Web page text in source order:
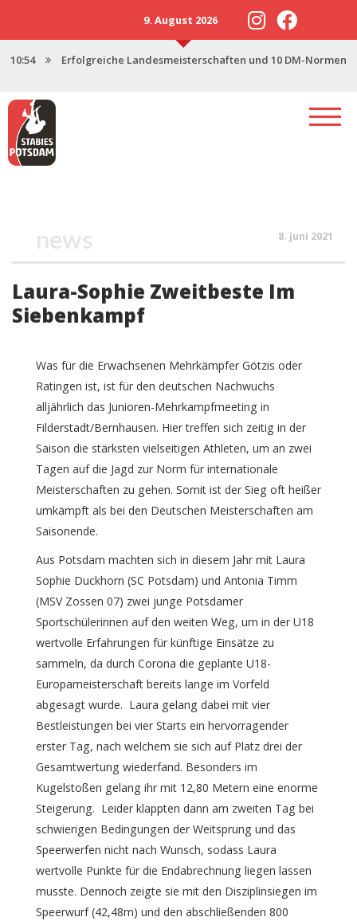
9. August 2026
10:54 Erfolgreiche Landesmeisterschaften und 10 DM-Normen
news
Laura-Sophie Zweitbeste Im
Siebenkampf
8. juni 2021
Was für die Erwachsenen Mehrkämpfer Götzis oder
Ratingen ist, ist für den deutschen Nachwuchs
alljährlich das Junioren-Mehrkampfmeeting in
Filderstadt/Bernhausen. Hier treffen sich zeitig in der
Saison die stärksten vielseitigen Athleten, um an zwei
Tagen auf die Jagd zur Norm für internationale
Meisterschaften zu gehen. Somit ist der Sieg oft heißer
umkämpft als bei den Deutschen Meisterschaften am
Saisonende.
Aus Potsdam machten sich in diesem Jahr mit Laura
Sophie Duckhorn (SC Potsdam) und Antonia Timm
(MSV Zossen 07) zwei junge Potsdamer
Sportschülerinnen auf den weiten Weg, um in der U18
wertvolle Erfahrungen für künftige Einsätze zu
sammeln, da durch Corona die geplante U18-
Europameisterschaft bereits lange im Vorfeld
abgesagt wurde. Laura gelang dabei mit vier
Bestleistungen bei vier Starts ein hervorragender
erster Tag, nach welchem sie sich auf Platz drei der
Gesamtwertung wiederfand. Besonders im
Kugelstoßen gelang ihr mit 12,80 Metern eine enorme
Steigerung. Leider klappten dann am zweiten Tag bei
schwierigen Bedingungen der Weitsprung und das
Speerwerfen nicht nach Wunsch, sodass Laura
wertvolle Punkte für die Endabrechnung liegen lassen
musste. Dennoch zeigte sie mit den Disziplinsiegen im
Speerwurf (42,48m) und den abschließenden 800